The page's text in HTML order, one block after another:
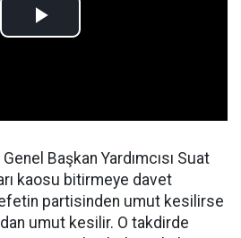
Başkan Yardımcısı Suat
kaosu bitirmeye davet
partisinden umut kesilirse
umut kesilir. O takdirde